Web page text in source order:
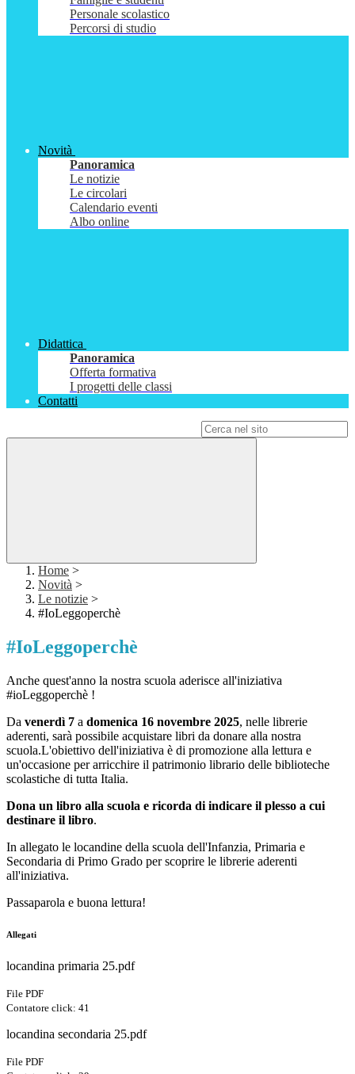
Personale scolastico
Percorsi di studio
Novità
Panoramica
Le notizie
Le circolari
Calendario eventi
Albo online
Didattica
Panoramica
Offerta formativa
I progetti delle classi
Contatti
Home >
Novità >
Le notizie >
#IoLeggoperchè
#IoLeggoperchè
Anche quest'anno la nostra scuola aderisce all'iniziativa
#ioLeggoperchè !
Da venerdì 7 a domenica 16 novembre 2025, nelle librerie
aderenti, sarà possibile acquistare libri da donare alla nostra
scuola.L'obiettivo dell'iniziativa è di promozione alla lettura e
un'occasione per arricchire il patrimonio librario delle biblioteche
scolastiche di tutta Italia.
Dona un libro alla scuola e ricorda di indicare il plesso a cui
destinare il libro.
In allegato le locandine della scuola dell'Infanzia, Primaria e
Secondaria di Primo Grado per scoprire le librerie aderenti
all'iniziativa.
Passaparola e buona lettura!
Allegati
locandina primaria 25.pdf
File PDF
Contatore click: 41
locandina secondaria 25.pdf
File PDF